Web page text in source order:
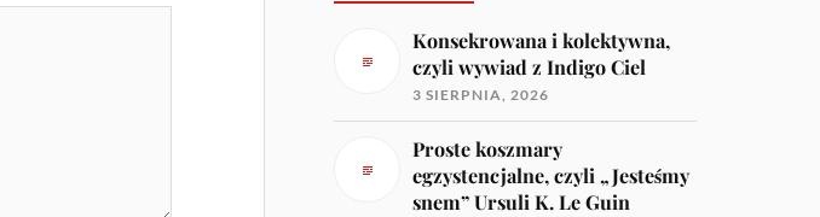
Konsekrowana i kolektywna,
czyli wywiad z Indigo Ciel
3 SIERPNIA, 2026
Proste koszmary
egzystencjalne, czyli „Jesteśmy
snem” Ursuli K. Le Guin